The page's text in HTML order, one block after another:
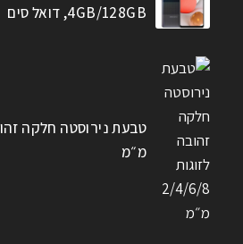
4GB/128GB, דואל סים
מ״מ